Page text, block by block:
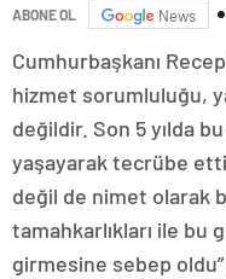
ABONE OL News
Cumhurbaşkanı
hizmet sorumluluğu,
değildir. Son 5 yılda
yaşayarak tecrübe
değil de nimet olarak
tamahkarlıkları ile bu
girmesine sebep oldu”